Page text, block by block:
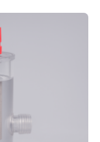
noch
Und vor
im Team mit
Team mit
von der